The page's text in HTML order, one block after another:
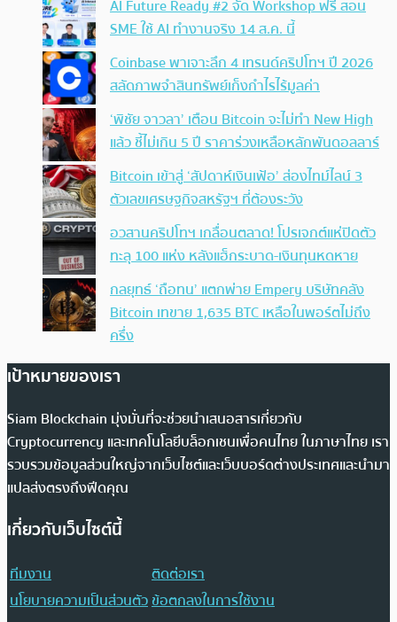
AI Future Ready #2 จัด Workshop ฟรี สอน
SME ใช้ AI ทำงานจริง 14 ส.ค. นี้
Coinbase พาเจาะลึก 4 เทรนด์คริปโทฯ ปี 2026
สลัดภาพจำสินทรัพย์เก็งกำไรไร้มูลค่า
‘พิชัย จาวลา’ เตือน Bitcoin จะไม่ทำ New High
แล้ว ชี้ไม่เกิน 5 ปี ราคาร่วงเหลือหลักพันดอลลาร์
Bitcoin เข้าสู่ ‘สัปดาห์เงินเฟ้อ’ ส่องไทม์ไลน์ 3
ตัวเลขเศรษฐกิจสหรัฐฯ ที่ต้องระวัง
อวสานคริปโทฯ เกลื่อนตลาด! โปรเจกต์แห่ปิดตัว
ทะลุ 100 แห่ง หลังแฮ็กระบาด-เงินทุนหดหาย
กลยุทธ์ ‘ถือทน’ แตกพ่าย Empery บริษัทคลัง
Bitcoin เทขาย 1,635 BTC เหลือในพอร์ตไม่ถึง
ครึ่ง
เป้าหมายของเรา
Siam Blockchain มุ่งมั่นที่จะช่วยนำเสนอสารเกี่ยวกับ
Cryptocurrency และเทคโนโลยีบล็อกเชนเพื่อคนไทย ในภาษาไทย เรา
รวบรวมข้อมูลส่วนใหญ่จากเว็บไซต์และเว็บบอร์ดต่างประเทศและนำมา
แปลส่งตรงถึงฟีดคุณ
เกี่ยวกับเว็บไซต์นี้
ทีมงาน
ติดต่อเรา
นโยบายความเป็นส่วนตัวข้อตกลงในการใช้งาน